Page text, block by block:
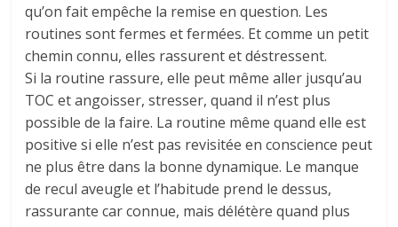
qu’on fait empêche la remise en question. Les
routines sont fermes et fermées. Et comme un petit
chemin connu, elles rassurent et déstressent.
Si la routine rassure, elle peut même aller jusqu’au
TOC et angoisser, stresser, quand il n’est plus
possible de la faire. La routine même quand elle est
positive si elle n’est pas revisitée en conscience peut
ne plus être dans la bonne dynamique. Le manque
de recul aveugle et l’habitude prend le dessus,
rassurante car connue, mais délétère quand plus